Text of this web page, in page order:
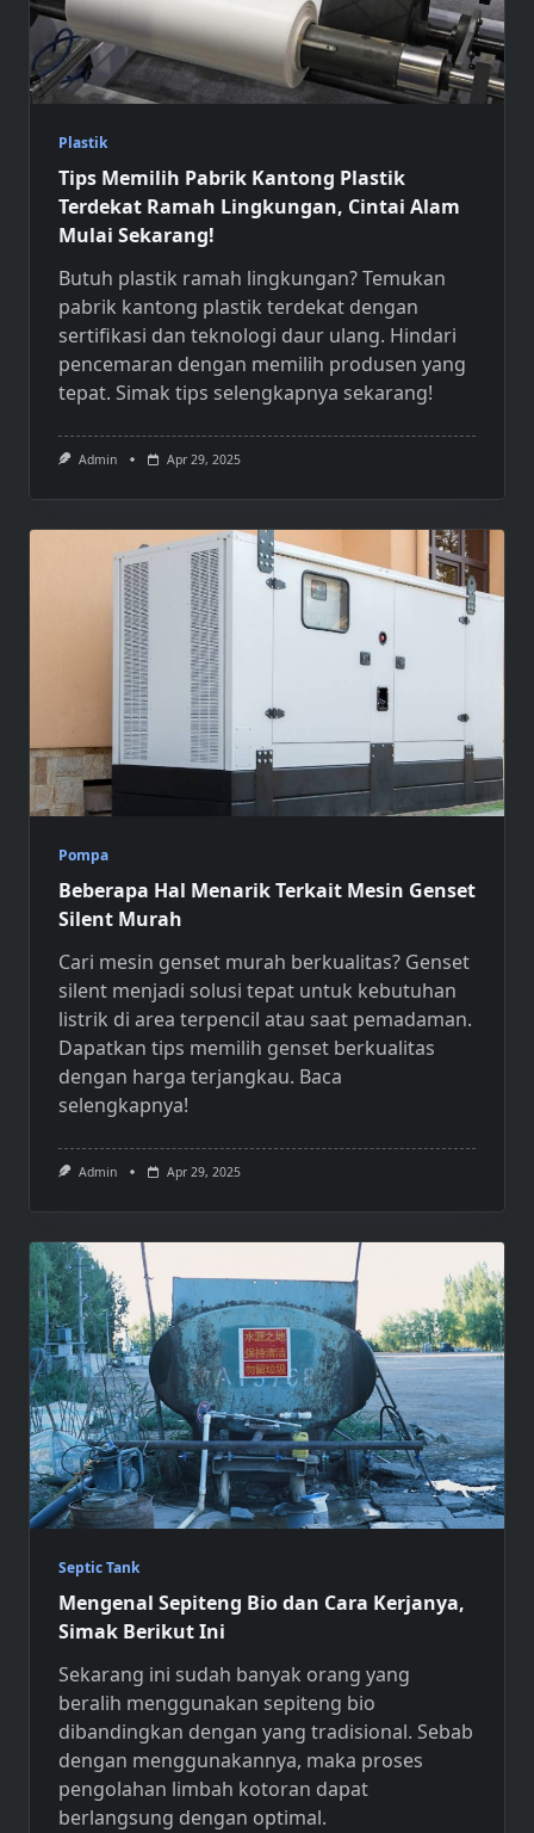
Plastik
Tips Memilih Pabrik Kantong Plastik
Terdekat Ramah Lingkungan, Cintai Alam
Mulai Sekarang!
Butuh plastik ramah lingkungan? Temukan
pabrik kantong plastik terdekat dengan
sertifikasi dan teknologi daur ulang. Hindari
pencemaran dengan memilih produsen yang
tepat. Simak tips selengkapnya sekarang!
Admin Apr 29, 2025
Pompa
Beberapa Hal Menarik Terkait Mesin Genset
Silent Murah
Cari mesin genset murah berkualitas? Genset
silent menjadi solusi tepat untuk kebutuhan
listrik di area terpencil atau saat pemadaman.
Dapatkan tips memilih genset berkualitas
dengan harga terjangkau. Baca
selengkapnya!
Admin Apr 29, 2025
Septic Tank
Mengenal Sepiteng Bio dan Cara Kerjanya,
Simak Berikut Ini
Sekarang ini sudah banyak orang yang
beralih menggunakan sepiteng bio
dibandingkan dengan yang tradisional. Sebab
dengan menggunakannya, maka proses
pengolahan limbah kotoran dapat
berlangsung dengan optimal.